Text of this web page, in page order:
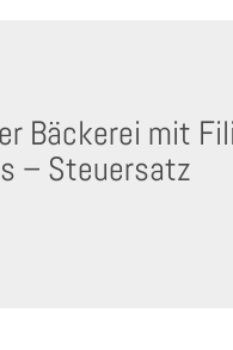
Bäckerei mit
– Steuersatz